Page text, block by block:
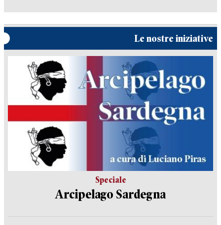
Le nostre iniziative
Speciale
Arcipelago Sardegna